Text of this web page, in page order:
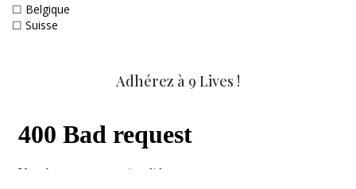
☐ Belgique
☐ Suisse
Adhérez à 9 Lives !